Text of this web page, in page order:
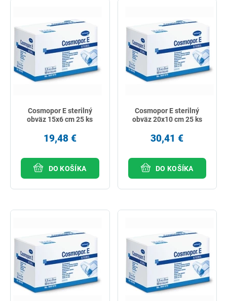
Cosmopor E sterilný
obväz 15x6 cm 25 ks
19,48 €
DO KOŠÍKA
Cosmopor E sterilný
obväz 20x10 cm 25 ks
30,41 €
DO KOŠÍKA